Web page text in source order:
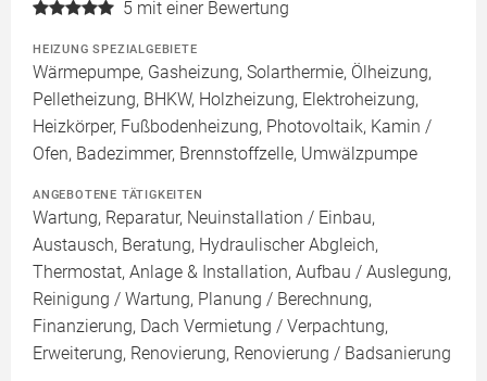
5 mit einer Bewertung
HEIZUNG SPEZIALGEBIETE
Wärmepumpe, Gasheizung, Solarthermie, Ölheizung,
Pelletheizung, BHKW, Holzheizung, Elektroheizung,
Heizkörper, Fußbodenheizung, Photovoltaik, Kamin /
Ofen, Badezimmer, Brennstoffzelle, Umwälzpumpe
ANGEBOTENE TÄTIGKEITEN
Wartung, Reparatur, Neuinstallation / Einbau,
Austausch, Beratung, Hydraulischer Abgleich,
Thermostat, Anlage & Installation, Aufbau / Auslegung,
Reinigung / Wartung, Planung / Berechnung,
Finanzierung, Dach Vermietung / Verpachtung,
Erweiterung, Renovierung, Renovierung / Badsanierung